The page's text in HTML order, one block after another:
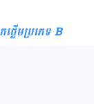
លើមប្រភេទ B